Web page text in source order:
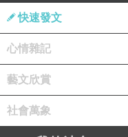
快速發文
心情雜記
藝文欣賞
社會萬象